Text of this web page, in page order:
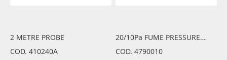
2 METRE PROBE
COD. 410240A
20/10Pa FUME PRESSURE SWITCH
COD. 4790010